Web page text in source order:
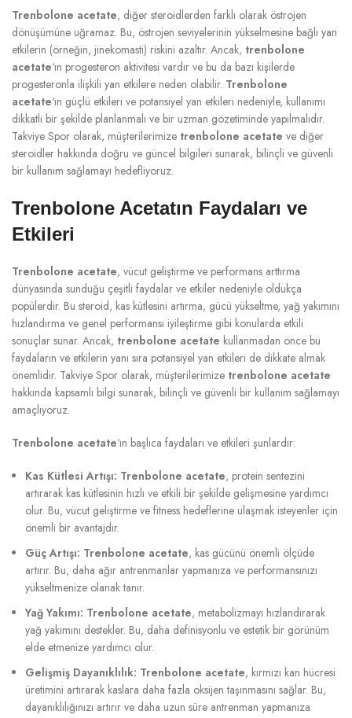
Trenbolone acetate, diğer steroidlerden farklı olarak östrojen
dönüşümüne uğramaz. Bu, östrojen seviyelerinin yükselmesine bağlı yan
etkilerin (örneğin, jinekomasti) riskini azaltır. Ancak, trenbolone
acetate‘ın progesteron aktivitesi vardır ve bu da bazı kişilerde
progesteronla ilişkili yan etkilere neden olabilir. Trenbolone
acetate‘ın güçlü etkileri ve potansiyel yan etkileri nedeniyle, kullanımı
dikkatli bir şekilde planlanmalı ve bir uzman gözetiminde yapılmalıdır.
Takviye Spor olarak, müşterilerimize trenbolone acetate ve diğer
steroidler hakkında doğru ve güncel bilgileri sunarak, bilinçli ve güvenli
bir kullanım sağlamayı hedefliyoruz.
Trenbolone Acetatın Faydaları ve
Etkileri
Trenbolone acetate, vücut geliştirme ve performans arttırma
dünyasında sunduğu çeşitli faydalar ve etkiler nedeniyle oldukça
popülerdir. Bu steroid, kas kütlesini artırma, gücü yükseltme, yağ yakımını
hızlandırma ve genel performansı iyileştirme gibi konularda etkili
sonuçlar sunar. Ancak, trenbolone acetate kullanmadan önce bu
faydaların ve etkilerin yanı sıra potansiyel yan etkileri de dikkate almak
önemlidir. Takviye Spor olarak, müşterilerimize trenbolone acetate
hakkında kapsamlı bilgi sunarak, bilinçli ve güvenli bir kullanım sağlamayı
amaçlıyoruz.
Trenbolone acetate‘ın başlıca faydaları ve etkileri şunlardır:
Kas Kütlesi Artışı: Trenbolone acetate, protein sentezini
artırarak kas kütlesinin hızlı ve etkili bir şekilde gelişmesine yardımcı
olur. Bu, vücut geliştirme ve fitness hedeflerine ulaşmak isteyenler için
önemli bir avantajdır.
Güç Artışı: Trenbolone acetate, kas gücünü önemli ölçüde
artırır. Bu, daha ağır antrenmanlar yapmanıza ve performansınızı
yükseltmenize olanak tanır.
Yağ Yakımı: Trenbolone acetate, metabolizmayı hızlandırarak
yağ yakımını destekler. Bu, daha definisyonlu ve estetik bir görünüm
elde etmenize yardımcı olur.
Gelişmiş Dayanıklılık: Trenbolone acetate, kırmızı kan hücresi
üretimini artırarak kaslara daha fazla oksijen taşınmasını sağlar. Bu,
dayanıklılığınızı artırır ve daha uzun süre antrenman yapmanıza